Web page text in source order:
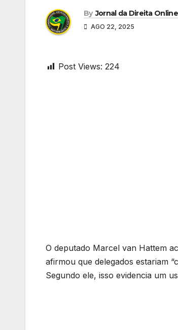
By Jornal da Direita Online
AGO 22, 2025
Post Views: 224
O deputado Marcel van Hattem
afirmou que delegados estariam
Segundo ele, isso evidencia um